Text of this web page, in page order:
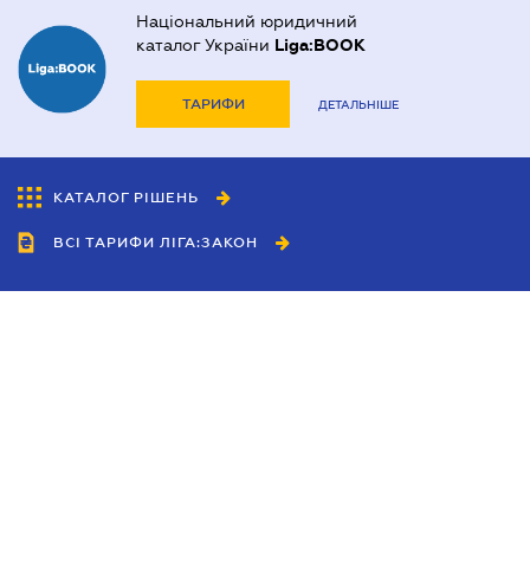
Національний юридичний
каталог України Liga:BOOK
ТАРИФИ ДЕТАЛЬНІШЕ
КАТАЛОГ РІШЕНЬ
ВСІ ТАРИФИ ЛІГА:ЗАКОН